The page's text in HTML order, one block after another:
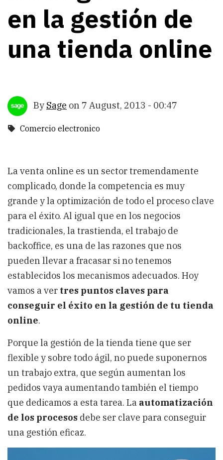
en la gestión de
una tienda online
By Sage on 7 August, 2013 - 00:47
Comercio electronico
La venta online es un sector tremendamente
complicado, donde la competencia es muy
grande y la optimización de todo el proceso clave
para el éxito. Al igual que en los negocios
tradicionales, la trastienda, el trabajo de
backoffice, es una de las razones que nos
pueden llevar a fracasar si no tenemos
establecidos los mecanismos adecuados. Hoy
vamos a ver tres puntos claves para
conseguir el éxito en la gestión de tu tienda
online.
Porque la gestión de la tienda tiene que ser
flexible y sobre todo ágil, no puede suponernos
un trabajo extra, que según aumentan los
pedidos vaya aumentando también el tiempo
que dedicamos a esta tarea. La automatización
de los procesos debe ser clave para conseguir
una gestión eficaz.